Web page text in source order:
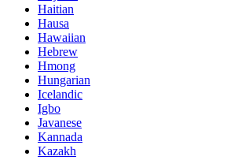
Haitian
Hausa
Hawaiian
Hebrew
Hmong
Hungarian
Icelandic
Igbo
Javanese
Kannada
Kazakh